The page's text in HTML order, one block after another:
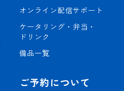
オンライン配信サポート
ケータリング・弁当・
ドリンク
備品一覧
ご予約について